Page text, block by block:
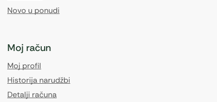
Novo u ponudi
Moj račun
Moj profil
Historija narudžbi
Detalji računa